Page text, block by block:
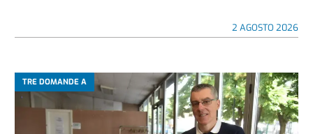
2 AGOSTO 2026
TRE DOMANDE A